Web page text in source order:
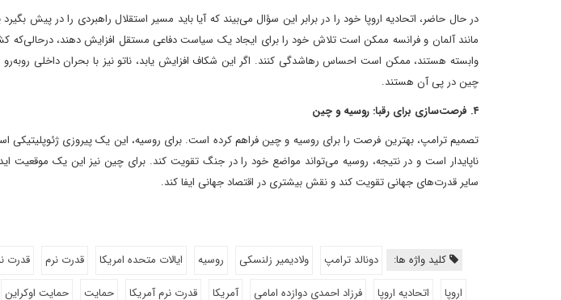
در حال حاضر، اتحادیه اروپا خود را در برابر این سؤال می‌بیند که آیا باید مسیر استقلال راهبردی را در پیش
مانند آلمان و فرانسه ممکن است تلاش خود را برای ایجاد یک سیاست دفاعی مستقل افزایش دهند، درحالی‌که
وابسته هستند، ممکن است احساس رهاشدگی کنند. اگر این شکاف افزایش یابد، ناتو نیز با بحران داخلی
چین در پی آن هستند.
۴. فرصت‌سازی برای رقبا: روسیه و چین
تصمیم ترامپ، بهترین فرصت را برای روسیه و چین فراهم کرده است. برای روسیه، این یک پیروزی ژئوپلیتیکی
ناپایدار است و در نتیجه، روسیه می‌تواند مواضع خود را در جنگ تقویت کند. برای چین نیز این یک موقعیت
سایر قدرت‌های جهانی تقویت کند و نقش بیشتری در اقتصاد جهانی ایفا کند.
کلید واژه ها: دونالد ترامپ ولادیمیر زلنسکی روسیه ایالات متحده امریکا قدرت نرم قدرت
اروپا
اتحادیه اروپا فرزاد احمدی دوازده امامی آمریکا قدرت نرم آمریکا حمایت حمایت اوکراین